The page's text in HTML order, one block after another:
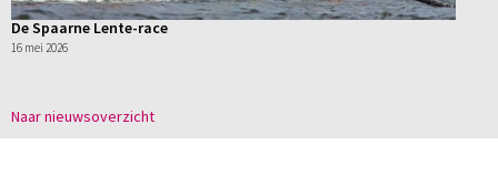
De Spaarne Lente-race
16 mei 2026
Naar nieuwsoverzicht